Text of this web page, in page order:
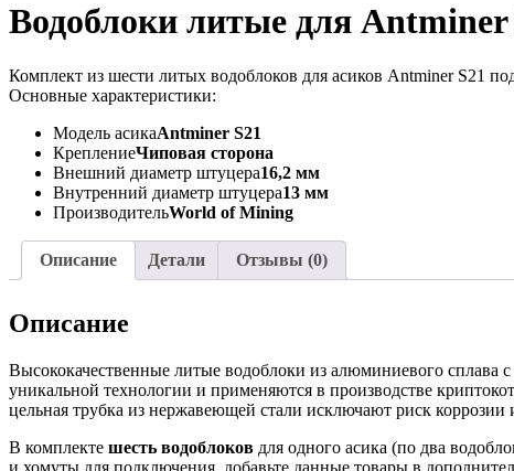
Водоблоки литые для Antminer
Комплект из шести литых водоблоков для асиков Antminer S21
Основные характеристики:
Модель асикаAntminer S21
КреплениеЧиповая сторона
Внешний диаметр штуцера16,2 мм
Внутренний диаметр штуцера13 мм
ПроизводительWorld of Mining
Описание Детали Отзывы (0)
Описание
Высококачественные литые водоблоки из алюминиевого сплава
уникальной технологии и применяются в производстве
цельная трубка из нержавеющей стали исключают риск
В комплекте шесть водоблоков для одного асика (по два
и хомуты для подключения, добавьте данные товары в